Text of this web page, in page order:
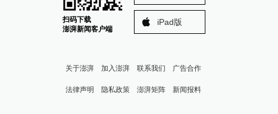
扫码下载
澎湃新闻客户端
iPad版
关于澎湃 加入澎湃 联系我们 广告合作
法律声明 隐私政策 澎湃矩阵 新闻报料